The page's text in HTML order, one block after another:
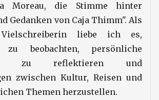
Moreau, die Stimme hinter
Gedanken von Caja Thimm". Als
Vielschreiberin liebe ich es,
zu beobachten, persönliche
zu reflektieren und
zwischen Kultur, Reisen und
Themen herzustellen.